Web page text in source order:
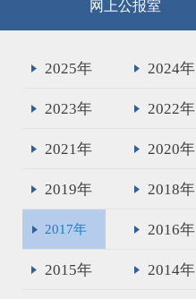
网上公报室
2025年 2024年
2023年 2022年
2021年 2020年
2019年 2018年
2017年 2016年
2015年 2014年